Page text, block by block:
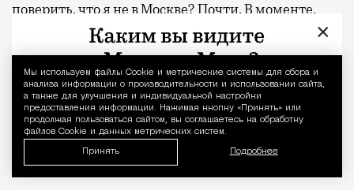
Уведомление
Мы используем файлы Сookie и метрические системы для сбора и
анализа информации о производительности и использовании сайта,
а также для улучшения и индивидуальной настройки
предоставления информации. Нажимая кнопку «Принять» или
продолжая пользоваться сайтом, вы соглашаетесь на обработку
файлов Cookie и данных метрических систем.
Принять Подробнее
поверить, что я не в Москве? Почти. В моменте,
когда лежишь в шезлонге с закрытыми глазами, а
сосны шумят где-то наверху, разница между
отпуском и обычным вторником действительно
стирается. Домой я вернулась пешком, а не через
аэропорт, но ощущение осталось то же — будто
только что откуда-то издалека приехала
отдохнувшей.
×